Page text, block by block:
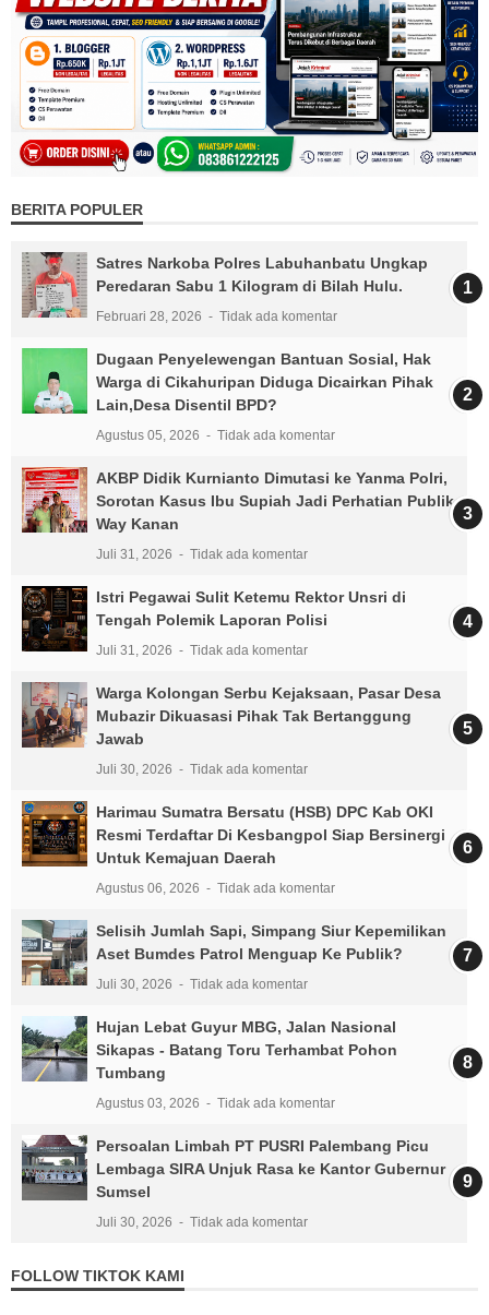
BERITA POPULER
Satres Narkoba Polres Labuhanbatu Ungkap
Peredaran Sabu 1 Kilogram di Bilah Hulu.
Februari 28, 2026 Tidak ada komentar
Dugaan Penyelewengan Bantuan Sosial, Hak
Warga di Cikahuripan Diduga Dicairkan Pihak
Lain,Desa Disentil BPD?
Agustus 05, 2026 Tidak ada komentar
AKBP Didik Kurnianto Dimutasi ke Yanma Polri,
Sorotan Kasus Ibu Supiah Jadi Perhatian Publik
Way Kanan
Juli 31, 2026 Tidak ada komentar
Istri Pegawai Sulit Ketemu Rektor Unsri di
Tengah Polemik Laporan Polisi
Juli 31, 2026 Tidak ada komentar
Warga Kolongan Serbu Kejaksaan, Pasar Desa
Mubazir Dikuasasi Pihak Tak Bertanggung
Jawab
Juli 30, 2026 Tidak ada komentar
Harimau Sumatra Bersatu (HSB) DPC Kab OKI
Resmi Terdaftar Di Kesbangpol Siap Bersinergi
Untuk Kemajuan Daerah
Agustus 06, 2026 Tidak ada komentar
Selisih Jumlah Sapi, Simpang Siur Kepemilikan
Aset Bumdes Patrol Menguap Ke Publik?
Juli 30, 2026 Tidak ada komentar
Hujan Lebat Guyur MBG, Jalan Nasional
Sikapas - Batang Toru Terhambat Pohon
Tumbang
Agustus 03, 2026 Tidak ada komentar
Persoalan Limbah PT PUSRI Palembang Picu
Lembaga SIRA Unjuk Rasa ke Kantor Gubernur
Sumsel
Juli 30, 2026 Tidak ada komentar
FOLLOW TIKTOK KAMI